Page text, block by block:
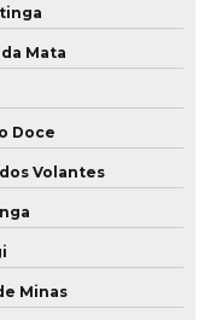
Mata
Doce
Volantes
Minas